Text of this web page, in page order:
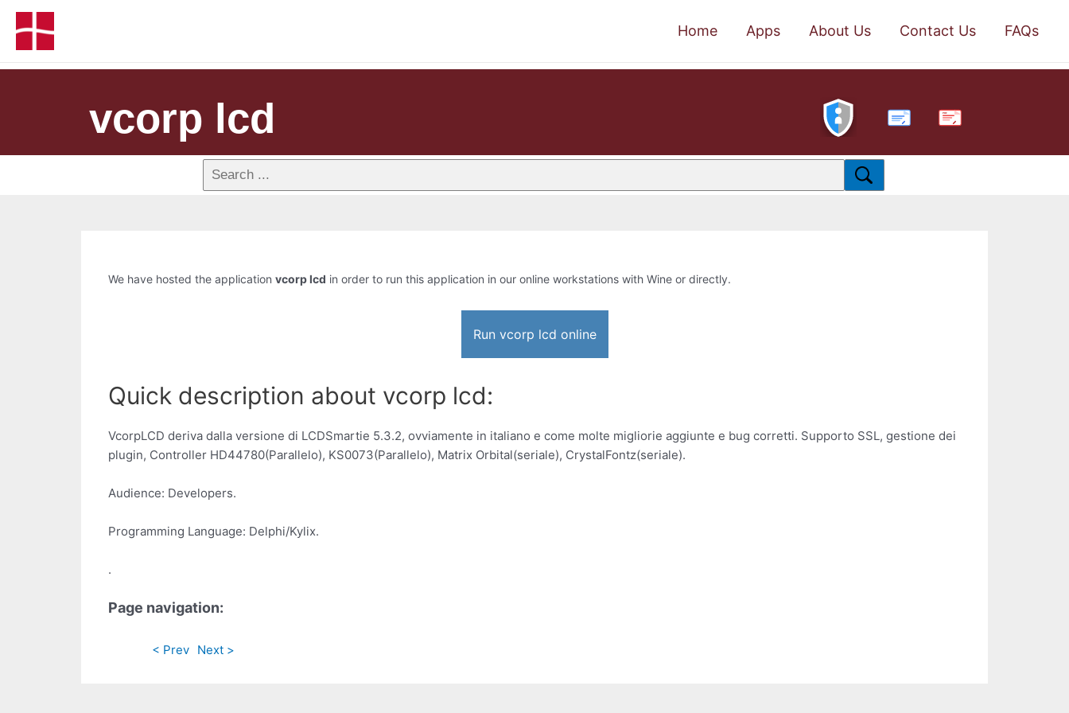
Home Apps About Us Contact Us FAQs
vcorp lcd PDF
We have hosted the application vcorp lcd in order to run this application in our online workstations with Wine or directly.
Run vcorp lcd online
Quick description about vcorp lcd:
VcorpLCD deriva dalla versione di LCDSmartie 5.3.2, ovviamente in italiano e come molte migliorie aggiunte e bug corretti. Supporto SSL, gestione dei
plugin, Controller HD44780(Parallelo), KS0073(Parallelo), Matrix Orbital(seriale), CrystalFontz(seriale).
Audience: Developers.
Programming Language: Delphi/Kylix.
.
Page navigation:
< Prev Next >